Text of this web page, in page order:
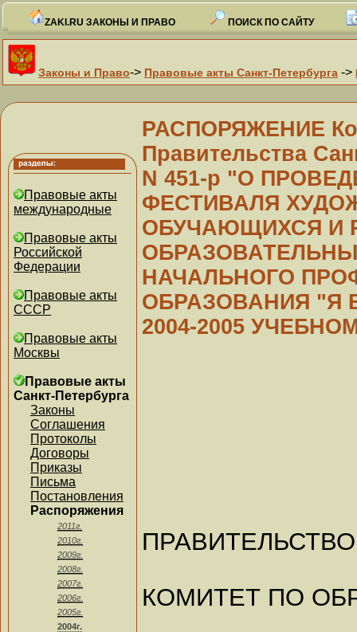
ZAKI.RU ЗАКОНЫ И ПРАВО ПОИСК ПО САЙТУ
Законы и Право-> Правовые акты Санкт-Петербурга ->
Правовые акты
международные
Правовые акты
Российской
Федерации
Правовые акты
СССР
Правовые акты
Москвы
Правовые акты
Санкт-Петербурга
Законы
Соглашения
Протоколы
Договоры
Приказы
Письма
Постановления
Распоряжения
2011г.
2010г.
2009г.
2008г.
2007г.
2006г.
2005г.
2004г.
РАСПОРЯЖЕНИЕ
Правительства
N 451-р "О
ФЕСТИВАЛЯ
ОБУЧАЮЩИХСЯ И
НАЧАЛЬНОГО
ОБРАЗОВАНИЯ "Я
2004-2005
КОМИТЕТ ПО